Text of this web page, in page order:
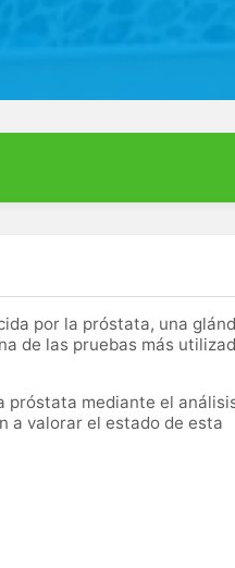
por la próstata, una
de las pruebas más
próstata mediante el
a valorar el estado de esta